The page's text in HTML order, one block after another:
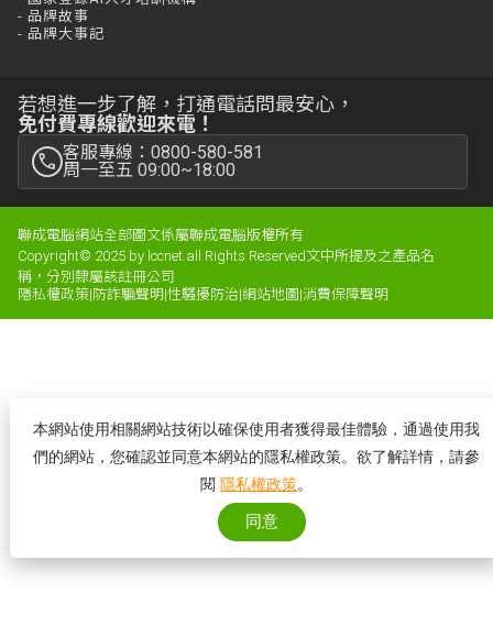
- 品牌故事
- 品牌大事記
若想進一步了解，打通電話問最安心，
免付費專線歡迎來電！
客服專線：0800-580-581
周一至五 09:00~18:00
聯成電腦網站全部圖文係屬聯成電腦版權所有
Copyright© 2025 by lccnet.all Rights Reserved文中所提及之產品名
稱，分別隸屬該註冊公司
隱私權政策|防詐騙聲明|性騷擾防治|網站地圖 |消費保障聲明
本網站使用相關網站技術以確保使用者獲得最佳體驗，通過使用我
們的網站，您確認並同意本網站的隱私權政策。欲了解詳情，請參
閱隱私權政策。
同意